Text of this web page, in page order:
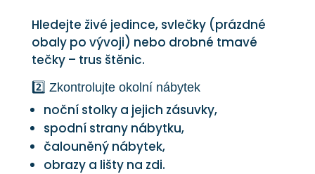
Hledejte živé jedince, svlečky (prázdné
obaly po vývoji) nebo drobné tmavé
tečky – trus štěnic.
2️⃣ Zkontrolujte okolní nábytek
noční stolky a jejich zásuvky,
spodní strany nábytku,
čalouněný nábytek,
obrazy a lišty na zdi.